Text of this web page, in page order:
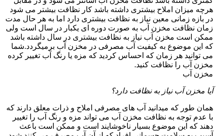
هرچه میزان املاح بیشتری داشته باشد کار نظافت بیشتر می شود
در بازه زمانی معین نیاز به نظافت بیشتری دارد اما به هر حال مدت
زمان نظافت مخزن آب به صورت دوره ای یکبار در سال است ولی
ممکن است مخزن آب نیاز به نظافت بیشتری در سال داشته باشد
که این موضوع به کیفیت آب مصرفی در مخزن آب برمیگردد.شما
می توانید هر زمان که احساس کردید که مزه یا رنگ آب تغییر کرده
مخزن آب را نظافت کنید.
مخزن آب
آیا مخزن آب نیاز به نظافت دارد؟
همان طور که میدانید آب های مصرفی املاح و ذرات معلق دارند که
با عدم توجه به نظافت مخزن آب می تواند مزه و رنگ آب را تغییر
دهند که این موضوع بسیار ناخوشایند است و ممکن است باعث